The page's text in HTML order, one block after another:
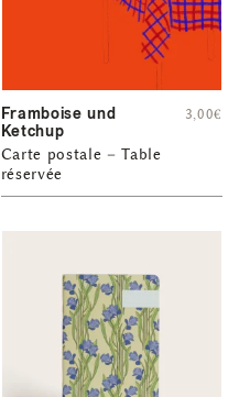
Framboise und
Ketchup
Carte postale – Table
réservée
3,00€